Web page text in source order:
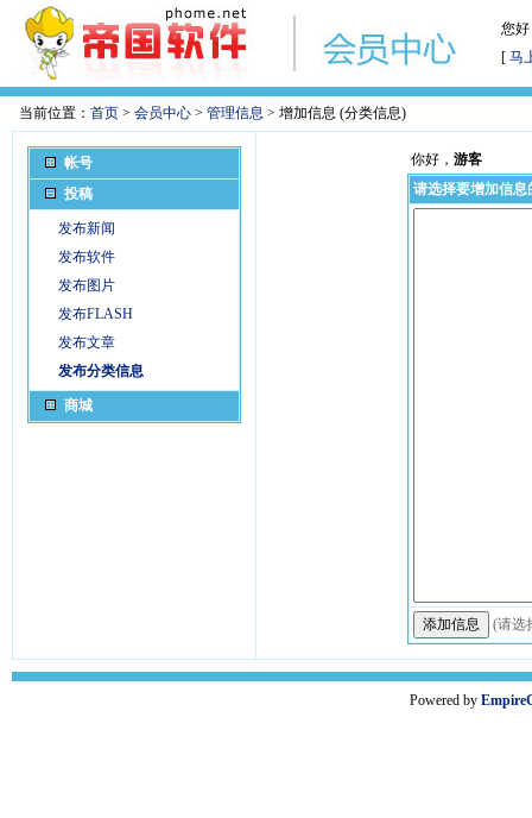
您
[ 马
当前位置： 首页 > 会员中心 > 管理信息 > 增加信息 (分类信息)
帐号
投稿
发布新闻
发布软件
发布图片
发布FLASH
发布文章
发布分类信息
商城
你好， 游客
请选择要增加信息
(请选
Powered by